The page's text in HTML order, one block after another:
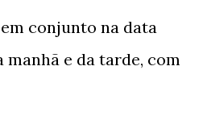
conjunto na data
manhã e da tarde, com